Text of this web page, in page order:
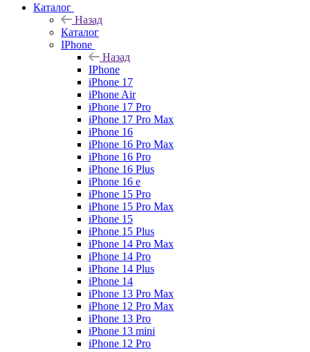
Каталог
Назад
Каталог
IPhone
Назад
IPhone
iPhone 17
iPhone Air
iPhone 17 Pro
iPhone 17 Pro Max
iPhone 16
iPhone 16 Pro Max
iPhone 16 Pro
iPhone 16 Plus
iPhone 16 e
iPhone 15 Pro
iPhone 15 Pro Max
iPhone 15
iPhone 15 Plus
iPhone 14 Pro Max
iPhone 14 Pro
iPhone 14 Plus
iPhone 14
iPhone 13 Pro Max
iPhone 12 Pro Max
iPhone 13 Pro
iPhone 13 mini
iPhone 12 Pro